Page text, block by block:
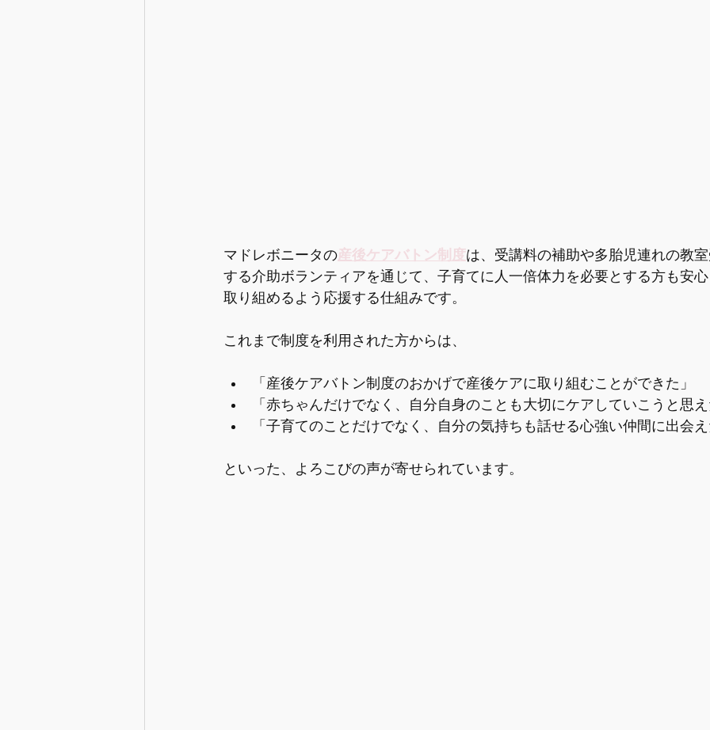
マドレボニータの産後ケアバトン制度は、受講料の補助や多胎児連れの教
する介助ボランティアを通じて、子育てに人一倍体力を必要とする方も安
取り組めるよう応援する仕組みです。
これまで制度を利用された方からは、
「産後ケアバトン制度のおかげで産後ケアに取り組むことができた」
「赤ちゃんだけでなく、自分自身のことも大切にケアしていこうと思
「子育てのことだけでなく、自分の気持ちも話せる心強い仲間に出会
といった、よろこびの声が寄せられています。